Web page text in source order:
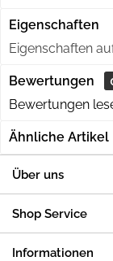
Eigenschaften
Eigenschaften
Bewertungen
Bewertungen
Ähnliche Artikel
Über uns
Shop Service
Informationen